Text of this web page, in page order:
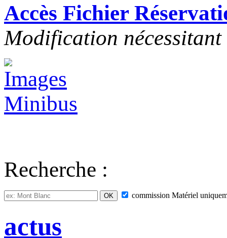
Accès Fichier
Modification
Recherche :
commission Matériel
actus